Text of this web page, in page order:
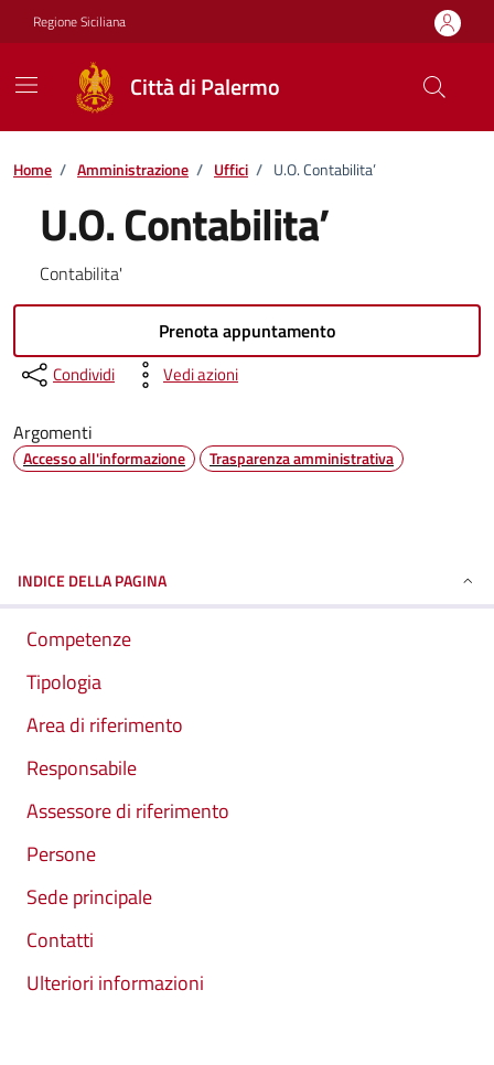
Vai ai contenuti
Vai al footer
Regione Siciliana
Città di Palermo
Home / Amministrazione / Uffici / U.O. Contabilita’
U.O. Contabilita’
Contabilita'
Prenota appuntamento
Condividi Vedi azioni
Argomenti
Accesso all'informazione Trasparenza amministrativa
INDICE DELLA PAGINA
Competenze
Tipologia
Area di riferimento
Responsabile
Assessore di riferimento
Persone
Sede principale
Contatti
Ulteriori informazioni